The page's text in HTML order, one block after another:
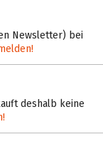
Newsletter) bei
deshalb keine